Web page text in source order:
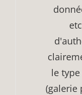
le
(galerie